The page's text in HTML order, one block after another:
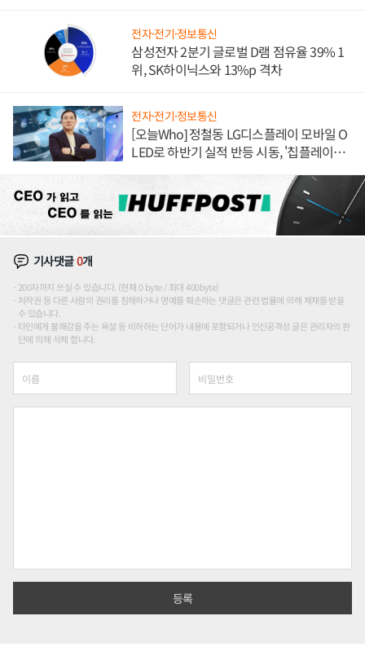
전자·전기·정보통신
삼성전자 2분기 글로벌 D램 점유율 39% 1
위, SK하이닉스와 13%p 격차
전자·전기·정보통신
[오늘Who] 정철동 LG디스플레이 모바일 O
LED로 하반기 실적 반등 시동, '칩플레이
기사댓글0개
200자까지 쓰실 수 있습니다. (현재 0 byte / 최대 400byte)
저작권 등 다른 사람의 권리를 침해하거나 명예를 훼손하는 댓글은 관련 법률에 의해 제재를 받을
수 있습니다.
타인에게 불쾌감을 주는 욕설 등 비하하는 단어가 내용에 포함되거나 인신공격성 글은 관리자의 판
단에 의해 삭제 합니다.